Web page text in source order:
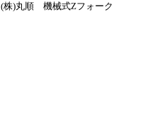
(株)丸順 機械式Zフォーク